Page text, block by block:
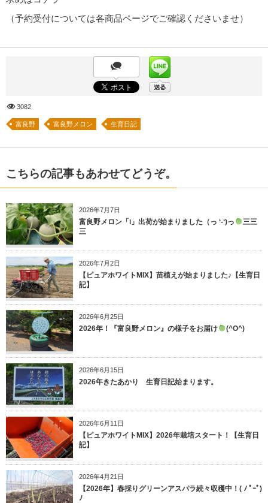
（予約受付については各商品ページでご確認くださいませ）
3082
富良野 富良野メロン 生育日記
こちらの記事もあわせてどうぞ。
2026年7月7日
富良野メロン「i」出荷が始まりました（っ ‘-‘)っ
三三
三
2026年7月2日
【ピュアホワイトMIX】苗植えが始まりました♪【生育日
記】
2026年6月25日
2026年！『富良野メロン』の様子をお届け (^O^)
2026年6月15日
2026年きたあかり 生育日記始まります。
2026年6月11日
【ピュアホワイトMIX】2026年栽培スタート！【生育日
記】
2026年4月21日
【2026年】春採りグリーンアスパラ続々収穫中！( ﾉ ﾟｰﾟ)
ﾉ